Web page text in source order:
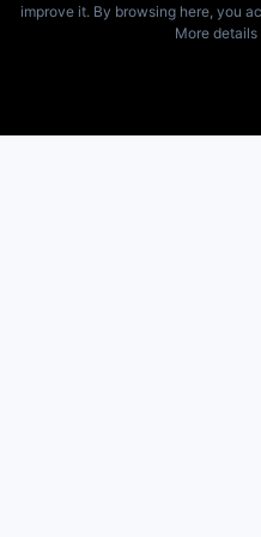
improve it. By browsing here, you
More